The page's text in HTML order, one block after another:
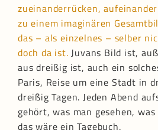
zueinanderrücken,
zu einem imaginären
das – als einzelnes – selber
doch da ist. Juvans Bild ist,
aus dreißig ist, auch ein
Paris, Reise um eine Stadt in
dreißig Tagen. Jeden Abend
gehört, was man gesehen,
das wäre ein Tagebuch.